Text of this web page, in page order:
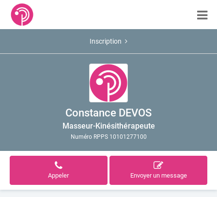
Inscription
Constance DEVOS
Masseur-Kinésithérapeute
Numéro RPPS 10101277100
Appeler Envoyer un message